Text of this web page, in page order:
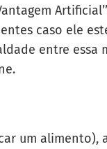
caso ele
entre essa
um alimento),